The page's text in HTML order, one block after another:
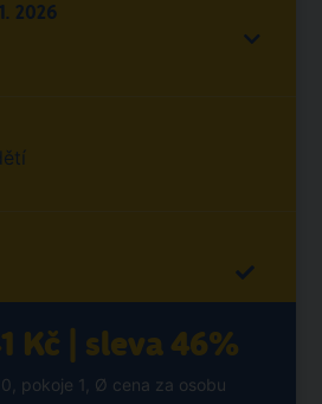
2026
Kč | sleva 46%
pokoje 1, Ø cena za osobu